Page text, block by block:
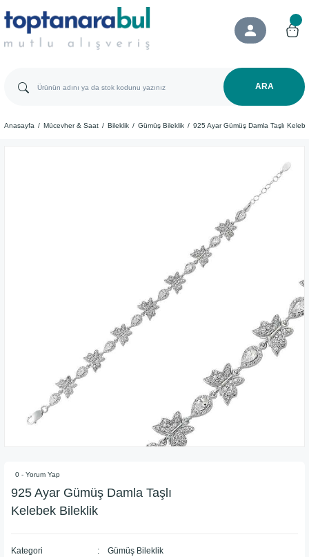
ARA
Anasayfa Mücevher & Saat Bileklik Gümüş Bileklik 925 Ayar Gümüş Damla Taşlı
0 - Yorum Yap
925 Ayar Gümüş Damla Taşlı
Kelebek Bileklik
Kategori Gümüş Bileklik